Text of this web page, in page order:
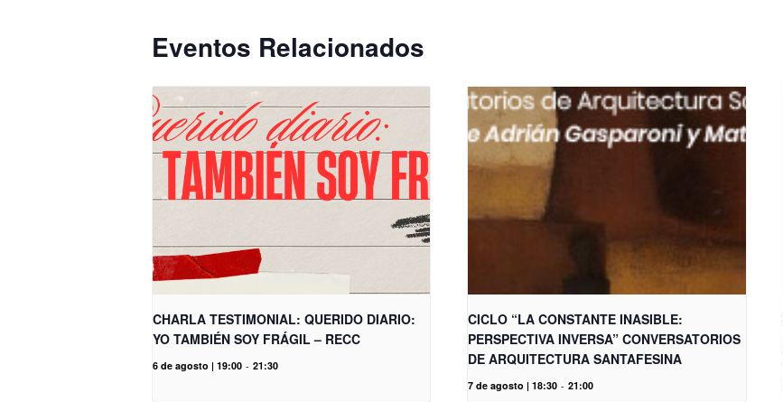
Eventos Relacionados
CHARLA TESTIMONIAL: QUERIDO DIARIO:
YO TAMBIÉN SOY FRÁGIL – RECC
6 de agosto | 19:00 - 21:30
CICLO “LA CONSTANTE INASIBLE:
PERSPECTIVA INVERSA” CONVERSATORIOS
DE ARQUITECTURA SANTAFESINA
7 de agosto | 18:30 - 21:00